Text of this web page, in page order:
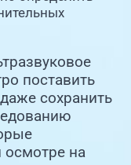
поставить
сохранить
на